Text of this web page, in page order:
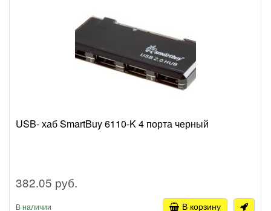
USB- хаб SmartBuy 6110-K 4 порта черный
382.05 руб.
В наличии В корзину